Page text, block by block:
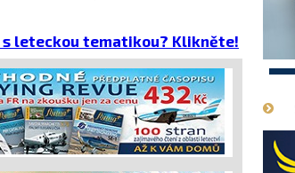
projekt
leteckou tematikou? Klikněte!
1